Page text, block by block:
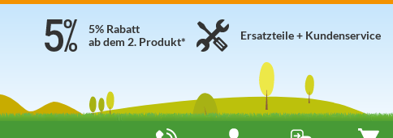
Ersatzteile + Kundenservice
5% Rabatt
ab dem 2. Produkt*